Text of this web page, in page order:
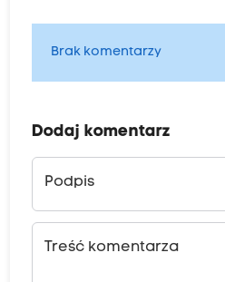
Brak komentarzy
Dodaj komentarz
Podpis
Treść komentarza